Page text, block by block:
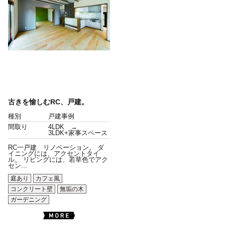
古きを愉しむRC、戸建。
種別
戸建事例
間取り
4LDK →
3LDK+家事スペース
RC一戸建 リノベーション。 ダ
イニングには、アクセントタイ
ル。 リビングには、若草色でアク
セン...
庭あり
カフェ風
コンクリート壁
無垢の木
ガーデニング